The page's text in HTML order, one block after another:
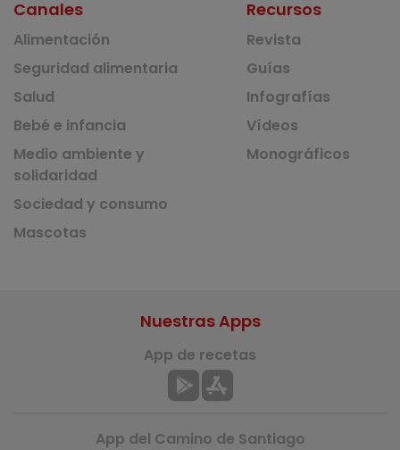
Canales
Alimentación
Seguridad alimentaria
Salud
Bebé e infancia
Medio ambiente y
solidaridad
Sociedad y consumo
Mascotas
Recursos
Revista
Guías
Infografías
Vídeos
Monográficos
Nuestras Apps
App de recetas
App del Camino de Santiago